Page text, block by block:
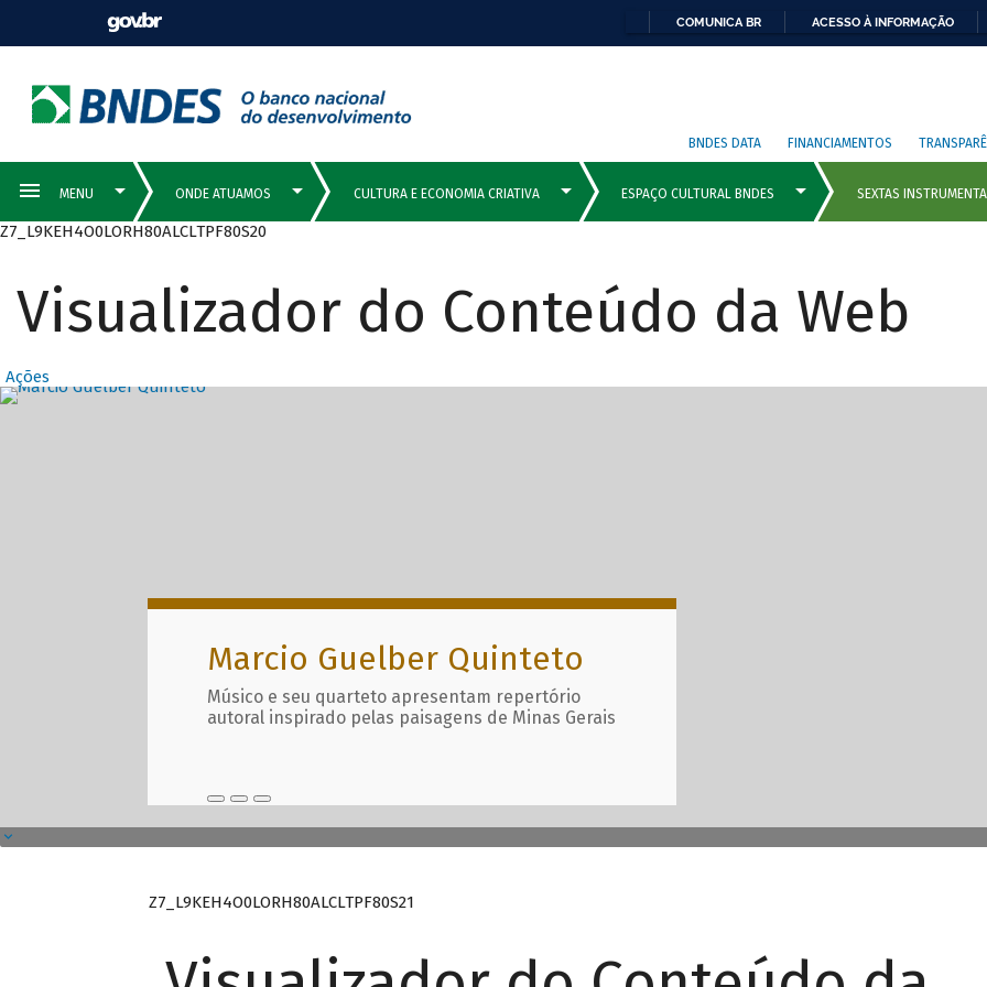
COMUNICA BR ACESSO À INFORMAÇÃO
BNDES DATA FINANCIAMENTOS
Z7_L9KEH4O0LORH80ALCLTPF80S20
Visualizador do Conteúdo da Web
Ações
Destaques Principais com
Marcio Guelber Quinteto
Músico e seu quarteto apresentam repertório
autoral inspirado pelas paisagens de Minas Gerais
Z7_L9KEH4O0LORH80ALCLTPF80S21